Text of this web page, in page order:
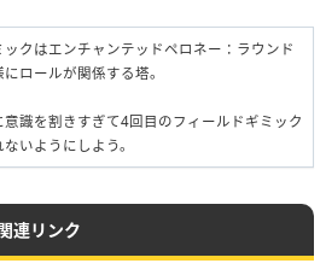
ックはエンチャンテッドペロネー：ラウンド
にロールが関係する塔。
意識を割きすぎて4回目のフィールドギミック
いようにしよう。
連リンク